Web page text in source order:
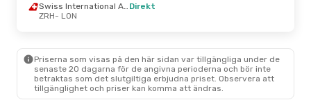
ZRH
Easyjet Direkt
LON- ZRH
Swiss International Air Lines Direkt
ZRH- LON
Priserna som visas på den här sidan var tillgängliga under de
senaste 20 dagarna för de angivna perioderna och bör inte
betraktas som det slutgiltiga erbjudna priset. Observera att
tillgänglighet och priser kan komma att ändras.